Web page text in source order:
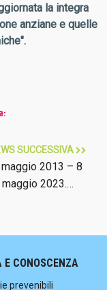
la integra
anziane e quelle
SUCCESSIVA
2013 – 8
maggio 2023.…
E CONOSCENZA
prevenibili